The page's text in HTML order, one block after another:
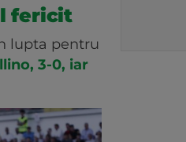
fericit
lupta pentru
3-0, iar